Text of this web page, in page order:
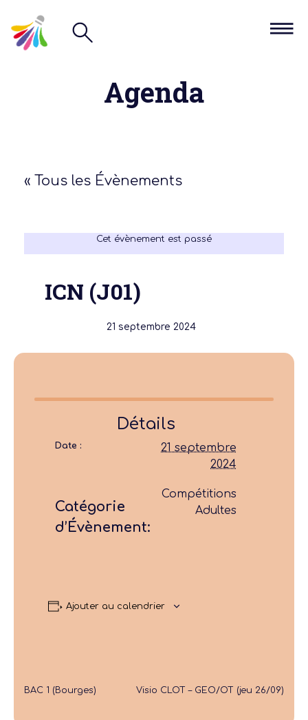
Agenda
« Tous les Évènements
Cet évènement est passé
ICN (J01)
21 septembre 2024
Détails
Date :
21 septembre
2024
Catégorie
d’Évènement:
Compétitions
Adultes
Ajouter au calendrier
BAC 1 (Bourges) Visio CLOT – GEO/OT (jeu 26/09)